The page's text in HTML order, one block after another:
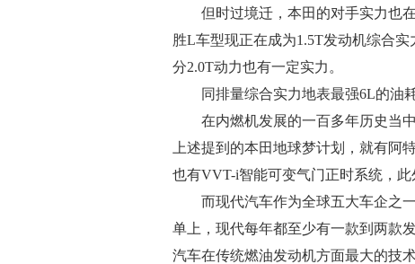
但时过境迁，本田的对手实力也在
胜L车型现正在成为1.5T发动机综合
分2.0T动力也有一定实力。
同排量综合实力地表最强6L的油耗
在内燃机发展的一百多年历史当中
上述提到的本田地球梦计划，就有阿
也有VVT-i智能可变气门正时系统，此
而现代汽车作为全球五大车企之一
单上，现代每年都至少有一款到两款
汽车在传统燃油发动机方面最大的技